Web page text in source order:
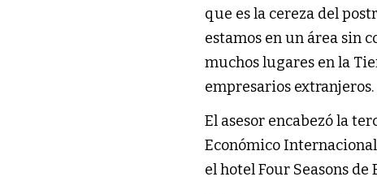
que es la cereza del
estamos en un área sin
muchos lugares en la
empresarios extranjeros.
El asesor encabezó la
Económico
el hotel Four Seasons de